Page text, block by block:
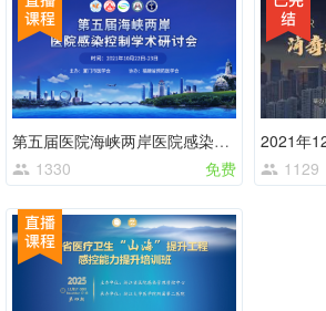
第五届医院海峡两岸医院感染控制学术研讨会
1330
免费
1129